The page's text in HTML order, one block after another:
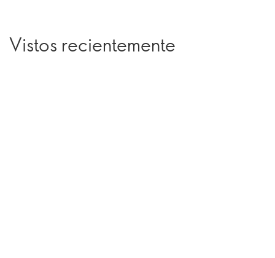
Vistos recientemente